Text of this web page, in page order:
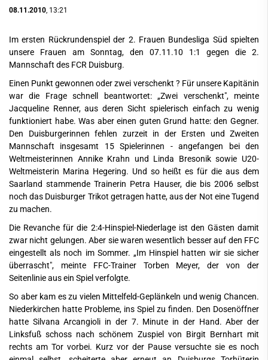
08.11.2010 , 13:21
Im ersten Rückrundenspiel der 2. Frauen Bundesliga Süd spielten
unsere Frauen am Sonntag, den 07.11.10 1:1 gegen die 2.
Mannschaft des FCR Duisburg.
Einen Punkt gewonnen oder zwei verschenkt ? Für unsere Kapitänin
war die Frage schnell beantwortet: „Zwei verschenkt", meinte
Jacqueline Renner, aus deren Sicht spielerisch einfach zu wenig
funktioniert habe. Was aber einen guten Grund hatte: den Gegner.
Den Duisburgerinnen fehlen zurzeit in der Ersten und Zweiten
Mannschaft insgesamt 15 Spielerinnen - angefangen bei den
Weltmeisterinnen Annike Krahn und Linda Bresonik sowie U20-
Weltmeisterin Marina Hegering. Und so heißt es für die aus dem
Saarland stammende Trainerin Petra Hauser, die bis 2006 selbst
noch das Duisburger Trikot getragen hatte, aus der Not eine Tugend
zu machen.
Die Revanche für die 2:4-Hinspiel-Niederlage ist den Gästen damit
zwar nicht gelungen. Aber sie waren wesentlich besser auf den FFC
eingestellt als noch im Sommer. „Im Hinspiel hatten wir sie sicher
überrascht", meinte FFC-Trainer Torben Meyer, der von der
Seitenlinie aus ein Spiel verfolgte.
So aber kam es zu vielen Mittelfeld-Geplänkeln und wenig Chancen.
Niederkirchen hatte Probleme, ins Spiel zu finden. Den Dosenöffner
hatte Silvana Arcangioli in der 7. Minute in der Hand. Aber der
Linksfuß schoss nach schönem Zuspiel von Birgit Bernhart mit
rechts am Tor vorbei. Kurz vor der Pause versuchte sie es noch